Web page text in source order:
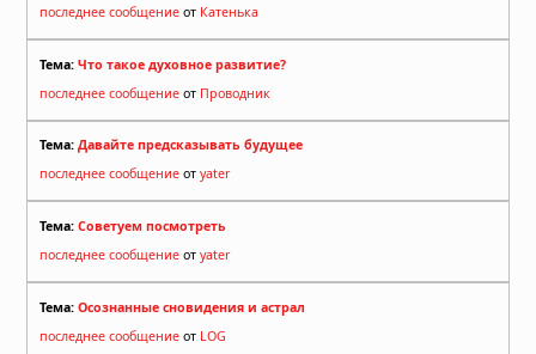
последнее сообщение от Катенька
Тема: Что такое духовное развитие?
последнее сообщение от Проводник
Тема: Давайте предсказывать будущее
последнее сообщение от yater
Тема: Советуем посмотреть
последнее сообщение от yater
Тема: Осознанные сновидения и астрал
последнее сообщение от LOG